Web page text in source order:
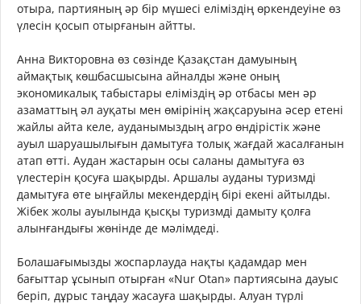
отыра, партияның әр бір мүшесі еліміздің өркендеуіне өз
үлесін қосып отырғанын айтты.
Анна Викторовна өз сөзінде Қазақстан дамуының
аймақтық көшбасшысына айналды және оның
экономикалық табыстары еліміздің әр отбасы мен әр
азаматтың әл ауқаты мен өмірінің жақсаруына әсер етені
жайлы айта келе, ауданымыздың агро өндірістік және
ауыл шаруашылығын дамытуға толық жағдай жасалғанын
атап өтті. Аудан жастарын осы саланы дамытуға өз
үлестерін қосуға шақырды. Аршалы ауданы туризмді
дамытуға өте ыңғайлы мекендердің бірі екені айтылды.
Жібек жолы ауылында қысқы туризмді дамыту қолға
алынғандығы жөнінде де мәлімдеді.
Болашағымызды жоспарлауда нақты қадамдар мен
бағыттар ұсынып отырған «Nur Otan» партиясына дауыс
беріп, дұрыс таңдау жасауға шақырды. Алуан түрлі